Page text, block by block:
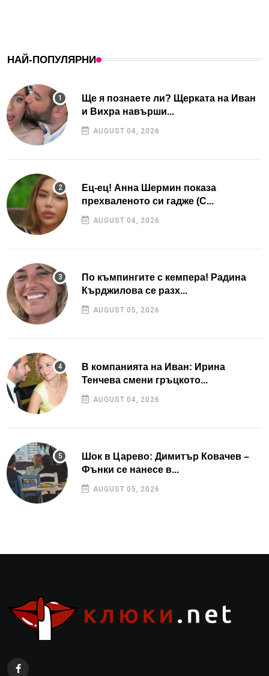
НАЙ-ПОПУЛЯРНИ
Ще я познаете ли? Щерката на Иван
и Вихра навърши...
AUGUST 04, 2026
Ец-ец! Анна Шермин показа
прехваленото си гадже (С...
AUGUST 04, 2026
По къмпингите с кемпера! Радина
Кърджилова се разх...
AUGUST 05, 2026
В компанията на Иван: Ирина
Тенчева смени гръцкото...
AUGUST 04, 2026
Шок в Царево: Димитър Ковачев –
Фънки се нанесе в...
AUGUST 05, 2026